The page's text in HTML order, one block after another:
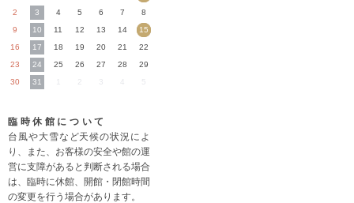
2
3 4 5 6 7
8
9
10 11 12 13 14
15
16
17 18 19 20 21
22
23
24 25 26 27 28
29
30
31 3 4 5
臨時休館について
台風や大雪など天候の状況によ
り、また、お客様の安全や館の運
営に支障があると判断される場合
は、臨時に休館、開館・閉館時間
の変更を行う場合があります。